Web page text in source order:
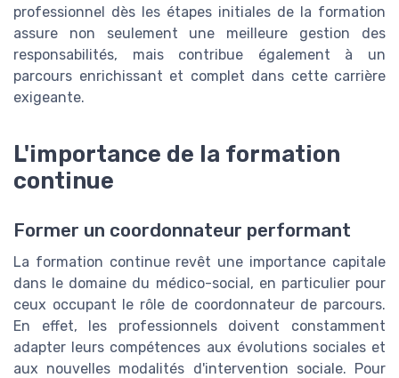
professionnel dès les étapes initiales de la formation
assure non seulement une meilleure gestion des
responsabilités, mais contribue également à un
parcours enrichissant et complet dans cette carrière
exigeante.
L'importance de la formation
continue
Former un coordonnateur performant
La formation continue revêt une importance capitale
dans le domaine du médico-social, en particulier pour
ceux occupant le rôle de coordonnateur de parcours.
En effet, les professionnels doivent constamment
adapter leurs compétences aux évolutions sociales et
aux nouvelles modalités d'intervention sociale. Pour